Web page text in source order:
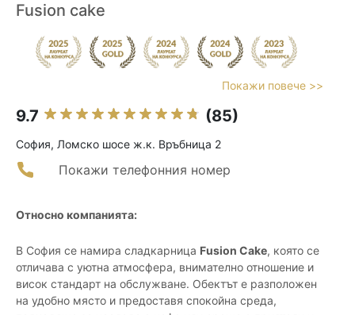
Fusion cake
Покажи повече >>
9.7 (85)
София, Ломско шосе ж.к. Връбница 2
Покажи телефонния номер
Относно компанията:
В София се намира сладкарница Fusion Cake, която се
отличава с уютна атмосфера, внимателно отношение и
висок стандарт на обслужване. Обектът е разположен
на удобно място и предоставя спокойна среда,